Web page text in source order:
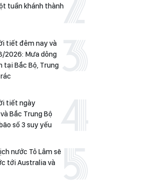
tuần khánh thành
tiết đêm nay và
2026: Mưa dông
tại Bắc Bộ, Trung
tiết ngày
Bắc Trung Bộ
số 3 suy yếu
nước Tô Lâm sẽ
tới Australia và